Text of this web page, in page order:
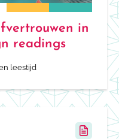
in
readings
leestijd